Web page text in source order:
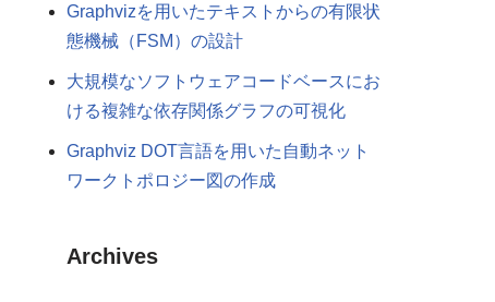
Graphvizを用いたテキストからの有限状
態機械（FSM）の設計
大規模なソフトウェアコードベースにお
ける複雑な依存関係グラフの可視化
Graphviz DOT言語を用いた自動ネット
ワークトポロジー図の作成
Archives